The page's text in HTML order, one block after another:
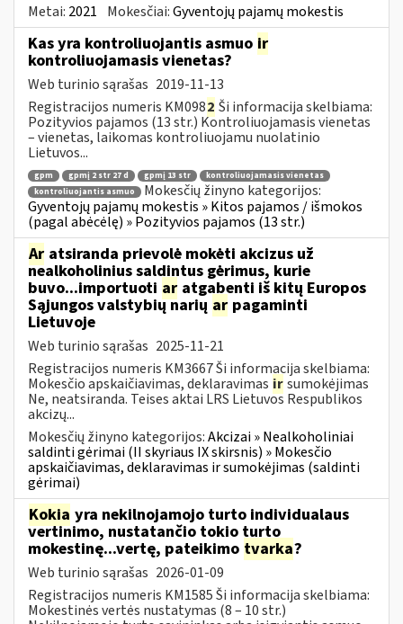
Metai: 2021 Mokesčiai:Gyventojų pajamų mokestis
Kas yra kontroliuojantis asmuo ir
kontroliuojamasis vienetas?
Web turinio sąrašas 2019-11-13
Registracijos numeris KM0982 Ši informacija skelbiama:
Pozityvios pajamos (13 str.) Kontroliuojamasis vienetas
– vienetas, laikomas kontroliuojamu nuolatinio
Lietuvos...
gpm gpmį 2 str 27 d gpmį 13 str
kontroliuojamasis vienetas
kontroliuojantis asmuo
Mokesčių žinyno kategorijos:
Gyventojų pajamų mokestis » Kitos pajamos / išmokos
(pagal abėcėlę) » Pozityvios pajamos (13 str.)
Ar atsiranda prievolė mokėti akcizus už
nealkoholinius saldintus gėrimus, kurie
buvo...importuoti ar atgabenti iš kitų Europos
Sąjungos valstybių narių ar pagaminti
Lietuvoje
Web turinio sąrašas 2025-11-21
Registracijos numeris KM3667 Ši informacija skelbiama:
Mokesčio apskaičiavimas, deklaravimas irsumokėjimas
Ne, neatsiranda. Teises aktai LRS Lietuvos Respublikos
akcizų...
Mokesčių žinyno kategorijos:Akcizai » Nealkoholiniai
saldinti gėrimai (II skyriaus IX skirsnis) » Mokesčio
apskaičiavimas, deklaravimas ir sumokėjimas (saldinti
gėrimai)
Kokia yra nekilnojamojo turto individualaus
vertinimo, nustatančio tokio turto
mokestinę...vertę, pateikimo tvarka?
Web turinio sąrašas 2026-01-09
Registracijos numeris KM1585 Ši informacija skelbiama:
Mokestinės vertės nustatymas (8 – 10 str.)